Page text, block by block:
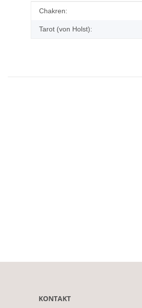
Produkteigenschaft
Wert
Chakren:
Tarot (von Holst):
KONTAKT